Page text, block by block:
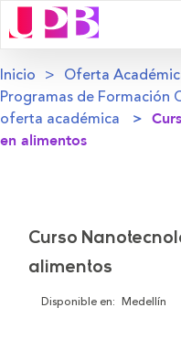
Inicio Oferta
Programas de Formación
oferta académica
en alimentos
Curso
alimentos
Disponible en: Medellín